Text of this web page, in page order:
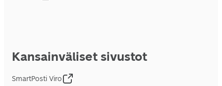
Kansainväliset sivustot
SmartPosti Viro